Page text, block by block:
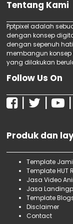
Jasa
Jasa
Jasa SEO
Jasa SEO
Jasa SEO
Jasa SEO
Jasa
Jasa SEO
Jasa SEO
Jasa SEO
Terima
Terima
Bersama
Terima
Undangan,
Jasa video
animasi
animasi Art
animasi
video
Tentang Kami
Pptpixel adalah
dengan konsep
dengan sepenuh
membangun
yang dilakukan
Follow Us On
| | |
Produk dan
Template
Template HUT
Jasa Video
Jasa
Template
Disclaimer
Contact